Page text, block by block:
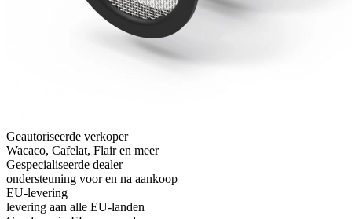
Geautoriseerde verkoper
Wacaco, Cafelat, Flair en meer
Gespecialiseerde dealer
ondersteuning voor en na aankoop
EU-levering
levering aan alle EU-landen